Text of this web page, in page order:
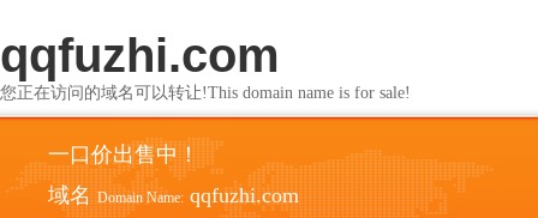
qqfuzhi.com
您正在访问的域名可以转让!This domain name is for sale!
一口价出售中！
域名 Domain Name: qqfuzhi.com